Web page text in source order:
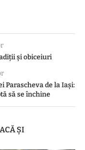
şi obiceiuri
Parascheva de la Iași:
să se închine
ȘI